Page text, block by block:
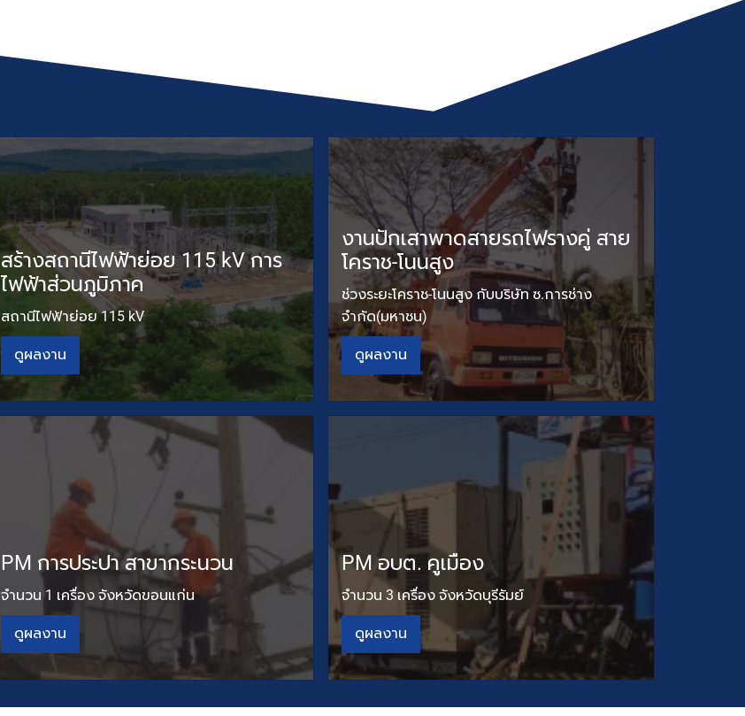
สร้างสถานีไฟฟ้าย่อย 115 kV การ
ไฟฟ้าส่วนภูมิภาค
สถานีไฟฟ้าย่อย 115 kV
ดูผลงาน
งานปักเสาพาดสายรถไฟรางคู่ สาย
โคราช-โนนสูง
ช่วงระยะโคราช-โนนสูง กับบริษัท ซ.การช่าง
จำกัด(มหาชน)
ดูผลงาน
PM การประปา สาขากระนวน
จำนวน 1 เครื่อง จังหวัดขอนแก่น
ดูผลงาน
PM อบต. คูเมือง
จำนวน 3 เครื่อง จังหวัดบุรีรัมย์
ดูผลงาน